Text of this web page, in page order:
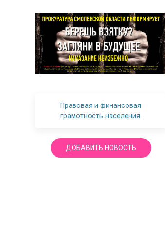
Правовая и финансовая
грамотность населения.
ДОБАВИТЬ НОВОСТЬ